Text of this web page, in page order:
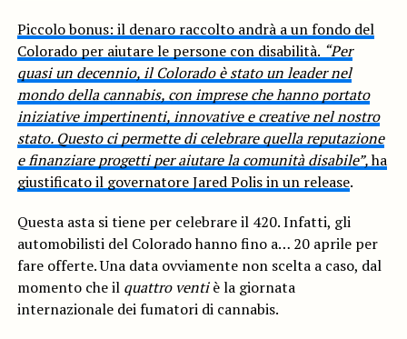
Piccolo bonus: il denaro raccolto andrà a un fondo del
Colorado per aiutare le persone con disabilità. “Per
quasi un decennio, il Colorado è stato un leader nel
mondo della cannabis, con imprese che hanno portato
iniziative impertinenti, innovative e creative nel nostro
stato. Questo ci permette di celebrare quella reputazione
e finanziare progetti per aiutare la comunità disabile”,ha
giustificato il governatore Jared Polis in un release.
Questa asta si tiene per celebrare il 420. Infatti, gli
automobilisti del Colorado hanno fino a… 20 aprile per
fare offerte. Una data ovviamente non scelta a caso, dal
momento che il quattro ventiè la giornata
internazionale dei fumatori di cannabis.